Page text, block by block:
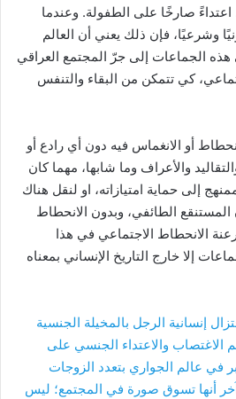
اعتداءً صارخًا على الطفولة. وعندما
وشرعيًا، فإن ذلك يعني أن العالم
هذه الجماعات إلى جرّ المجتمع العراقي
كي تتمكن من البقاء والتنفس
أو الانغماس فيه دون أي رادع أو
والأعراف وما شابها، مهما كان
إلى حماية امتيازاته، او لنقل هناك
الطائفي، وبدون الانحطاط
الانحطاط الاجتماعي في هذا
إلا خارج التاريخ الإنساني بمعناه
إنسانية الرجل بالمخيلة الجنسية
الاغتصاب والاعتداء الجنسي على
في عالم الجواري بتعدد الزوجات
أنها تسوق صورة في المجتمع؛ ليس